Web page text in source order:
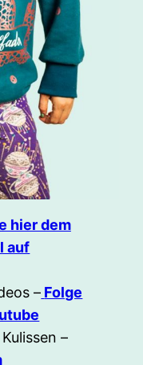
hier dem
auf
– Folge
–